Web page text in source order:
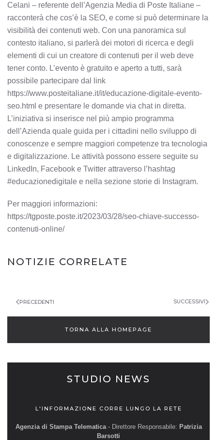
Celani – referente dell’Agenzia Media di Poste Italiane –
racconterà che cos’è la SEO, e come si può determinare la
visibilità dei contenuti web. Con una panoramica sul
contesto italiano, si parlerà dei motori di ricerca e degli
elementi di cui un creatore di contenuti per il web deve
tener conto. L’evento è gratuito e aperto a tutti, sarà
possibile partecipare dal link
https://www.posteitaliane.it/it/educazione-digitale-evento-
seo.html e presentare le domande via chat in diretta.
L’iniziativa si inserisce nel più ampio programma
dell’Azienda quale guida per i cittadini nello sviluppo di
conoscenze e sempre maggiori competenze tra tecnologia
e digitalizzazione. Le attività possono essere seguite su
LinkedIn, Facebook e Twitter attraverso l’hashtag
#educazionedigitale e nella sezione storie di Instagram.
Per maggiori informazioni:
https://tgposte.poste.it/2023/03/28/seo-chiave-successo-
contenuti-online/
NAVIGAZIONE
NOTIZIE CORRELATE
PRECEDENTI SUCCESSIVI
TORNA ALLA HOMEPAGE
STUDIO NEWS
L'INFORMAZIONE CORRE LUNGO LA RETE
Agenzia di Stampa Telematica- Direttore Responsabile: Patrizia
Barsotti